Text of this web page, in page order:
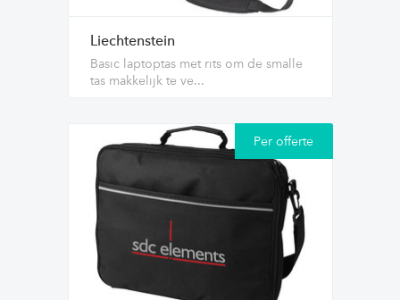
Liechtenstein
Basic laptoptas met rits om de smalle
tas makkelijk te ve...
Per offerte